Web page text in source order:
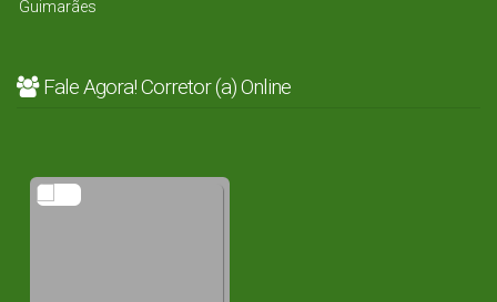
Fale Agora! Corretor (a) Online